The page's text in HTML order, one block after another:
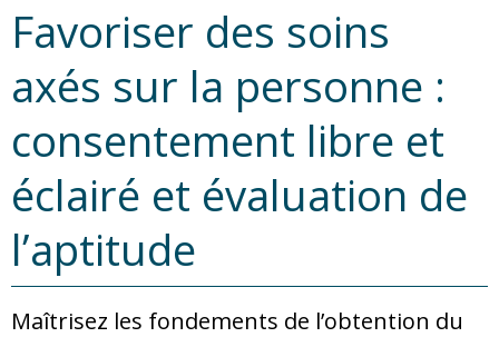
Favoriser des soins
axés sur la personne :
consentement libre et
éclairé et évaluation de
l’aptitude
Maîtrisez les fondements de l’obtention du